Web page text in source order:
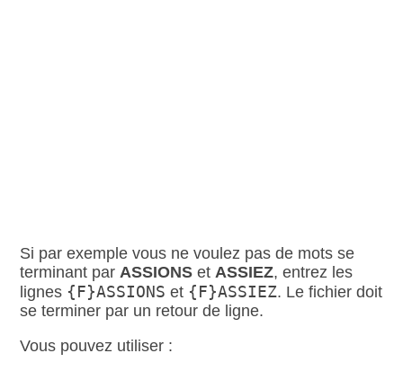
Si par exemple vous ne voulez pas de mots se
terminant parASSIONS etASSIEZ, entrez les
lignes {F}ASSIONS et {F}ASSIEZ. Le fichier doit
se terminer par un retour de ligne.
Vous pouvez utiliser :